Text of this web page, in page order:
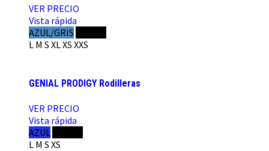
VER PRECIO
Vista rápida
AZUL/GRIS
L M S XLXS XXS
GENIAL PRODIGY Rodilleras
VER PRECIO
Vista rápida
AZUL
L M S XS